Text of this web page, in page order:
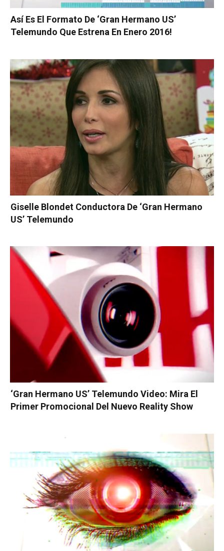
Así Es El Formato De ‘Gran Hermano US’
Telemundo Que Estrena En Enero 2016!
Giselle Blondet Conductora De ‘Gran Hermano
US’ Telemundo
‘Gran Hermano US’ Telemundo Video: Mira El
Primer Promocional Del Nuevo Reality Show